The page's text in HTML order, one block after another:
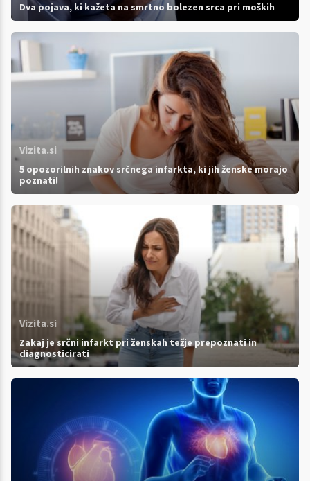
Dva pojava, ki kažeta na smrtno bolezen srca pri moških
Vizita.si
5 opozorilnih znakov srčnega infarkta, ki jih ženske morajo
poznati!
Vizita.si
Zakaj je srčni infarkt pri ženskah težje prepoznati in
diagnosticirati